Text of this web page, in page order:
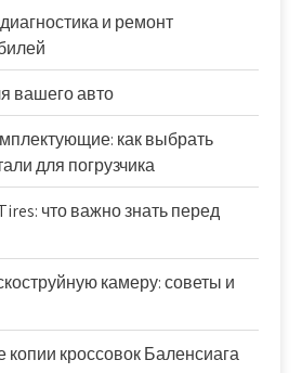
и ремонт
вашего авто
как выбрать
для погрузчика
что важно знать перед
камеру: советы и
копии кроссовок Баленсиага